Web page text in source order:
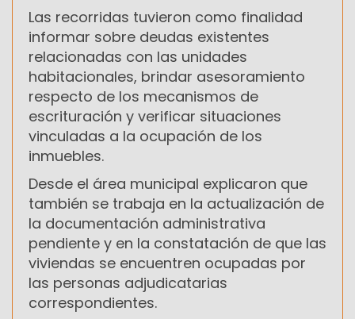
Las recorridas tuvieron como finalidad
informar sobre deudas existentes
relacionadas con las unidades
habitacionales, brindar asesoramiento
respecto de los mecanismos de
escrituración y verificar situaciones
vinculadas a la ocupación de los
inmuebles.
Desde el área municipal explicaron que
también se trabaja en la actualización de
la documentación administrativa
pendiente y en la constatación de que las
viviendas se encuentren ocupadas por
las personas adjudicatarias
correspondientes.